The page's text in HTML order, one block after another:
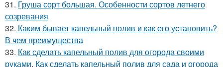
31. Груша сорт большая. Особенности сортов летнего
созревания
32. Каким бывает капельный полив и как его установить?
В чем преимущества
33. Как сделать капельный полив для огорода своими
руками. Как сделать капельный полив для сада и огорода